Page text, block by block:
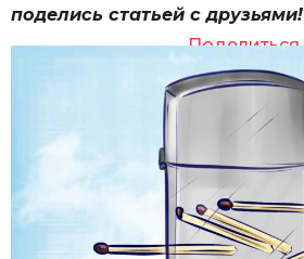
поделись статьей с друзьями!
Поделиться